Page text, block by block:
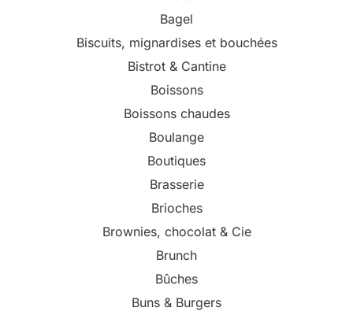
Bagel
Biscuits, mignardises et bouchées
Bistrot & Cantine
Boissons
Boissons chaudes
Boulange
Boutiques
Brasserie
Brioches
Brownies, chocolat & Cie
Brunch
Bûches
Buns & Burgers